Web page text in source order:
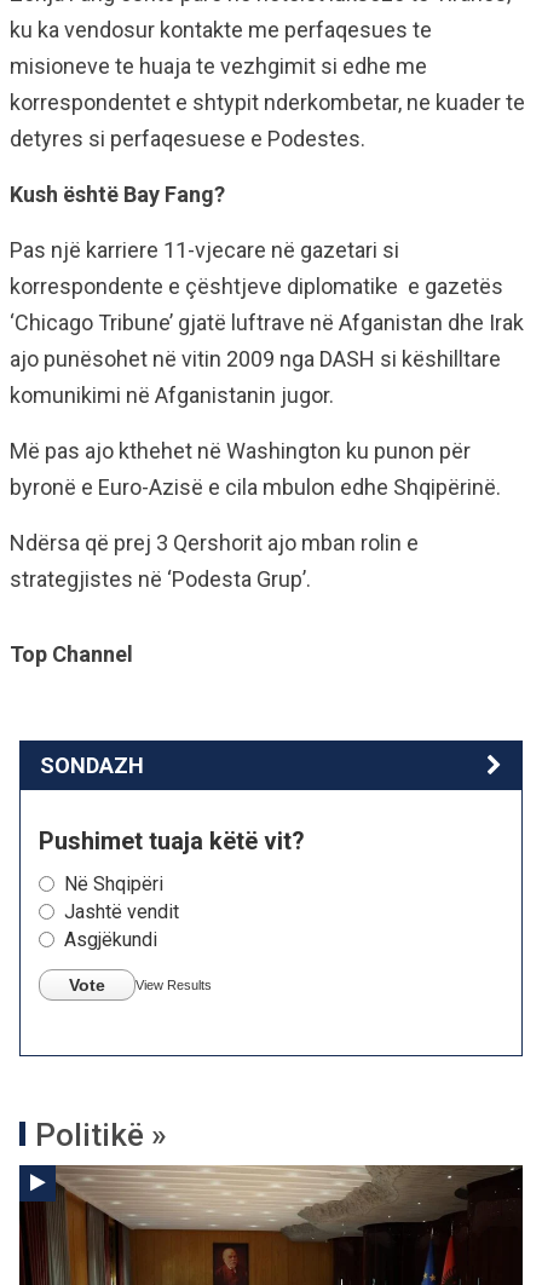
ku ka vendosur kontakte me perfaqesues te
misioneve te huaja te vezhgimit si edhe me
korrespondentet e shtypit nderkombetar, ne kuader te
detyres si perfaqesuese e Podestes.
Kush është Bay Fang?
Pas një karriere 11-vjecare në gazetari si
korrespondente e çështjeve diplomatike e gazetës
‘Chicago Tribune’ gjatë luftrave në Afganistan dhe Irak
ajo punësohet në vitin 2009 nga DASH si këshilltare
komunikimi në Afganistanin jugor.
Më pas ajo kthehet në Washington ku punon për
byronë e Euro-Azisë e cila mbulon edhe Shqipërinë.
Ndërsa që prej 3 Qershorit ajo mban rolin e
strategjistes në ‘Podesta Grup’.
Top Channel
SONDAZH
Pushimet tuaja këtë vit?
Në Shqipëri
Jashtë vendit
Asgjëkundi
Vote View Results
Politikë »